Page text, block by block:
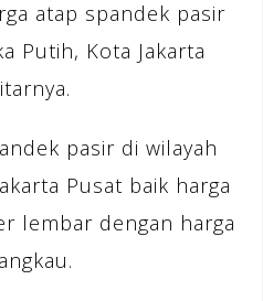
atap spandek pasir
Putih, Kota Jakarta
pasir di wilayah
Pusat baik harga
lembar dengan harga